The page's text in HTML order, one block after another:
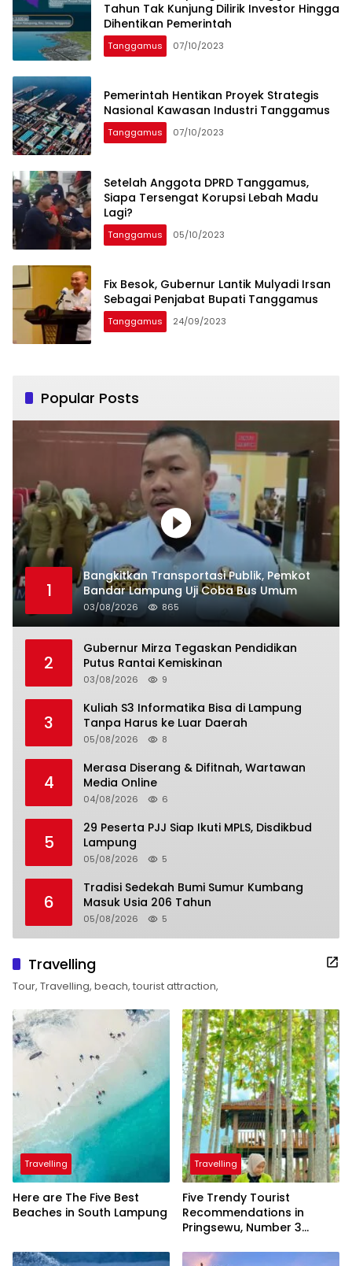
Tahun Tak Kunjung Dilirik Investor Hingga
Dihentikan Pemerintah
Tanggamus 07/10/2023
Pemerintah Hentikan Proyek Strategis
Nasional Kawasan Industri Tanggamus
Tanggamus 07/10/2023
Setelah Anggota DPRD Tanggamus,
Siapa Tersengat Korupsi Lebah Madu
Lagi?
Tanggamus 05/10/2023
Fix Besok, Gubernur Lantik Mulyadi Irsan
Sebagai Penjabat Bupati Tanggamus
Tanggamus 24/09/2023
Popular Posts
1
Bangkitkan Transportasi Publik, Pemkot
Bandar Lampung Uji Coba Bus Umum
03/08/2026 865
2
Gubernur Mirza Tegaskan Pendidikan
Putus Rantai Kemiskinan
03/08/2026 9
3
Kuliah S3 Informatika Bisa di Lampung
Tanpa Harus ke Luar Daerah
05/08/2026 8
4
Merasa Diserang & Difitnah, Wartawan
Media Online
04/08/2026 6
5
29 Peserta PJJ Siap Ikuti MPLS, Disdikbud
Lampung
05/08/2026 5
6
Tradisi Sedekah Bumi Sumur Kumbang
Masuk Usia 206 Tahun
05/08/2026 5
Travelling
Tour, Travelling, beach, tourist attraction,
Travelling
Here are The Five Best
Beaches in South Lampung
Travelling
Five Trendy Tourist
Recommendations in
Pringsewu, Number 3
President